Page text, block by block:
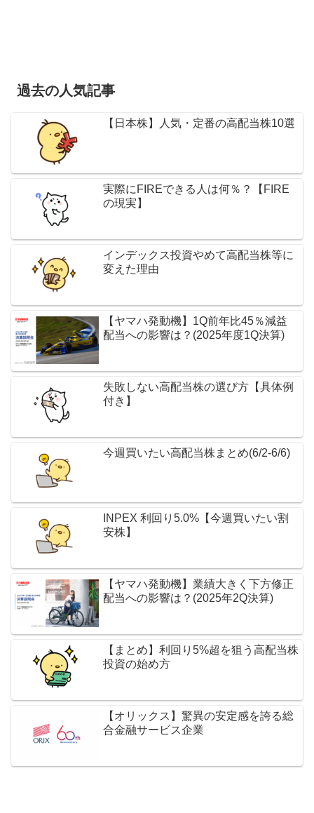
過去の人気記事
【日本株】人気・定番の高配当株10選
実際にFIREできる人は何％？【FIRE
の現実】
インデックス投資やめて高配当株等に
変えた理由
【ヤマハ発動機】1Q前年比45％減益
配当への影響は？(2025年度1Q決算)
失敗しない高配当株の選び方【具体例
付き】
今週買いたい高配当株まとめ(6/2-6/6)
INPEX 利回り5.0%【今週買いたい割
安株】
【ヤマハ発動機】業績大きく下方修正
配当への影響は？(2025年2Q決算)
【まとめ】利回り5%超を狙う高配当株
投資の始め方
【オリックス】驚異の安定感を誇る総
合金融サービス企業